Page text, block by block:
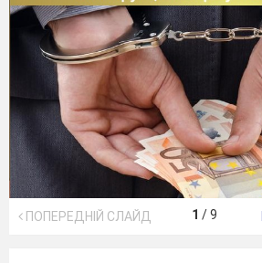
ПОПЕРЕДНІЙ СЛАЙД 1 /9